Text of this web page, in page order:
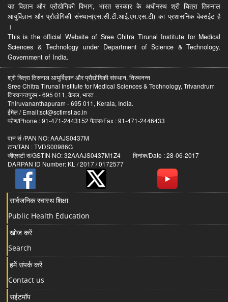
यह विज्ञान और प्रौद्योगिकी विभाग, भारत सरकार के अधीनस्थ श्री चित्रा तिरुनाल
आयुर्विज्ञान और प्रौद्योगिकी संस्थान(एस.सी.टी.आई.एम.एस.टी) का प्रशासनिक वेबसईट है
।
This is the official Website of Sree Chitra Tirunal Institute for Medical
Sciences & Technology under Department of Science & Technology,
Government of India.
श्री चित्रा तिरुनाल आयुर्विज्ञान और प्रौद्योगिकी संस्थान, तिरुवनन्त
Sree Chitra Tirunal Institute for Medical Sciences & Technology, Trivandrum
तिरुवनन्तपुरम - 695 011, केरल, भारत .
Thiruvananthapuram - 695 011, Kerala, India.
ईमेल / Email:sct@sctimst.ac.in
फोण/Phone : 91-471-2443152 फैक्स/Fax : 91-471-2446433
पान सं /PAN NO: AAAJS0437M
टान/TAN : TVDS00986G
जीएसटी सं/GSTIN NO: 32AAAJS0437M1Z4 दिनांक/Date : 28-06-2017
DARPAN ID Number: KL / 2017 / 0172577
सार्वजनिक स्वास्थ शिक्षा
Public Health Education
खोज करें
Search
हमें संपर्क करें
Contact us
सईटमॉप